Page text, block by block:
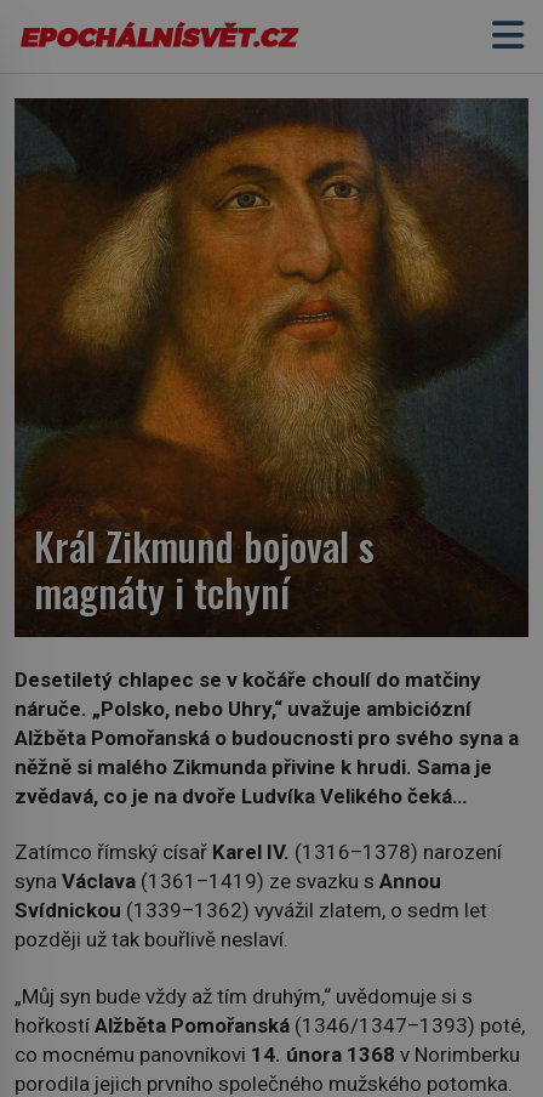
Král Zikmund bojoval s
magnáty i tchyní
Desetiletý chlapec se v kočáře choulí do matčiny
náruče. „Polsko, nebo Uhry,“ uvažuje ambiciózní
Alžběta Pomořanská o budoucnosti pro svého syna a
něžně si malého Zikmunda přivine k hrudi. Sama je
zvědavá, co je na dvoře Ludvíka Velikého čeká…
Zatímco římský císař Karel IV. (1316–1378) narození
syna Václava (1361–1419) ze svazku s Annou
Svídnickou (1339–1362) vyvážil zlatem, o sedm let
později už tak bouřlivě neslaví.
„Můj syn bude vždy až tím druhým,“ uvědomuje si s
hořkostí Alžběta Pomořanská (1346/1347–1393) poté,
co mocnému panovníkovi 14. února 1368 v Norimberku
porodila jejich prvního společného mužského potomka.